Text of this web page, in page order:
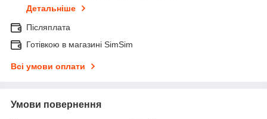
Детальніше
Післяплата
Готівкою в магазині SimSim
Всі умови оплати
Умови повернення